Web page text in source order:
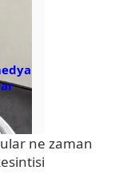
ne zaman